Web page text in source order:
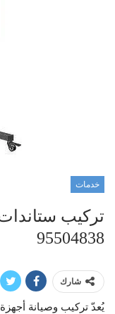
خدمات
95504838
شارك
يُعدّ تركيب وصيانة